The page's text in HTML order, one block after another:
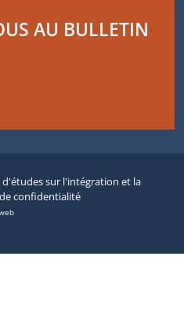
AU BULLETIN
d'études sur l'intégration et la
confidentialité